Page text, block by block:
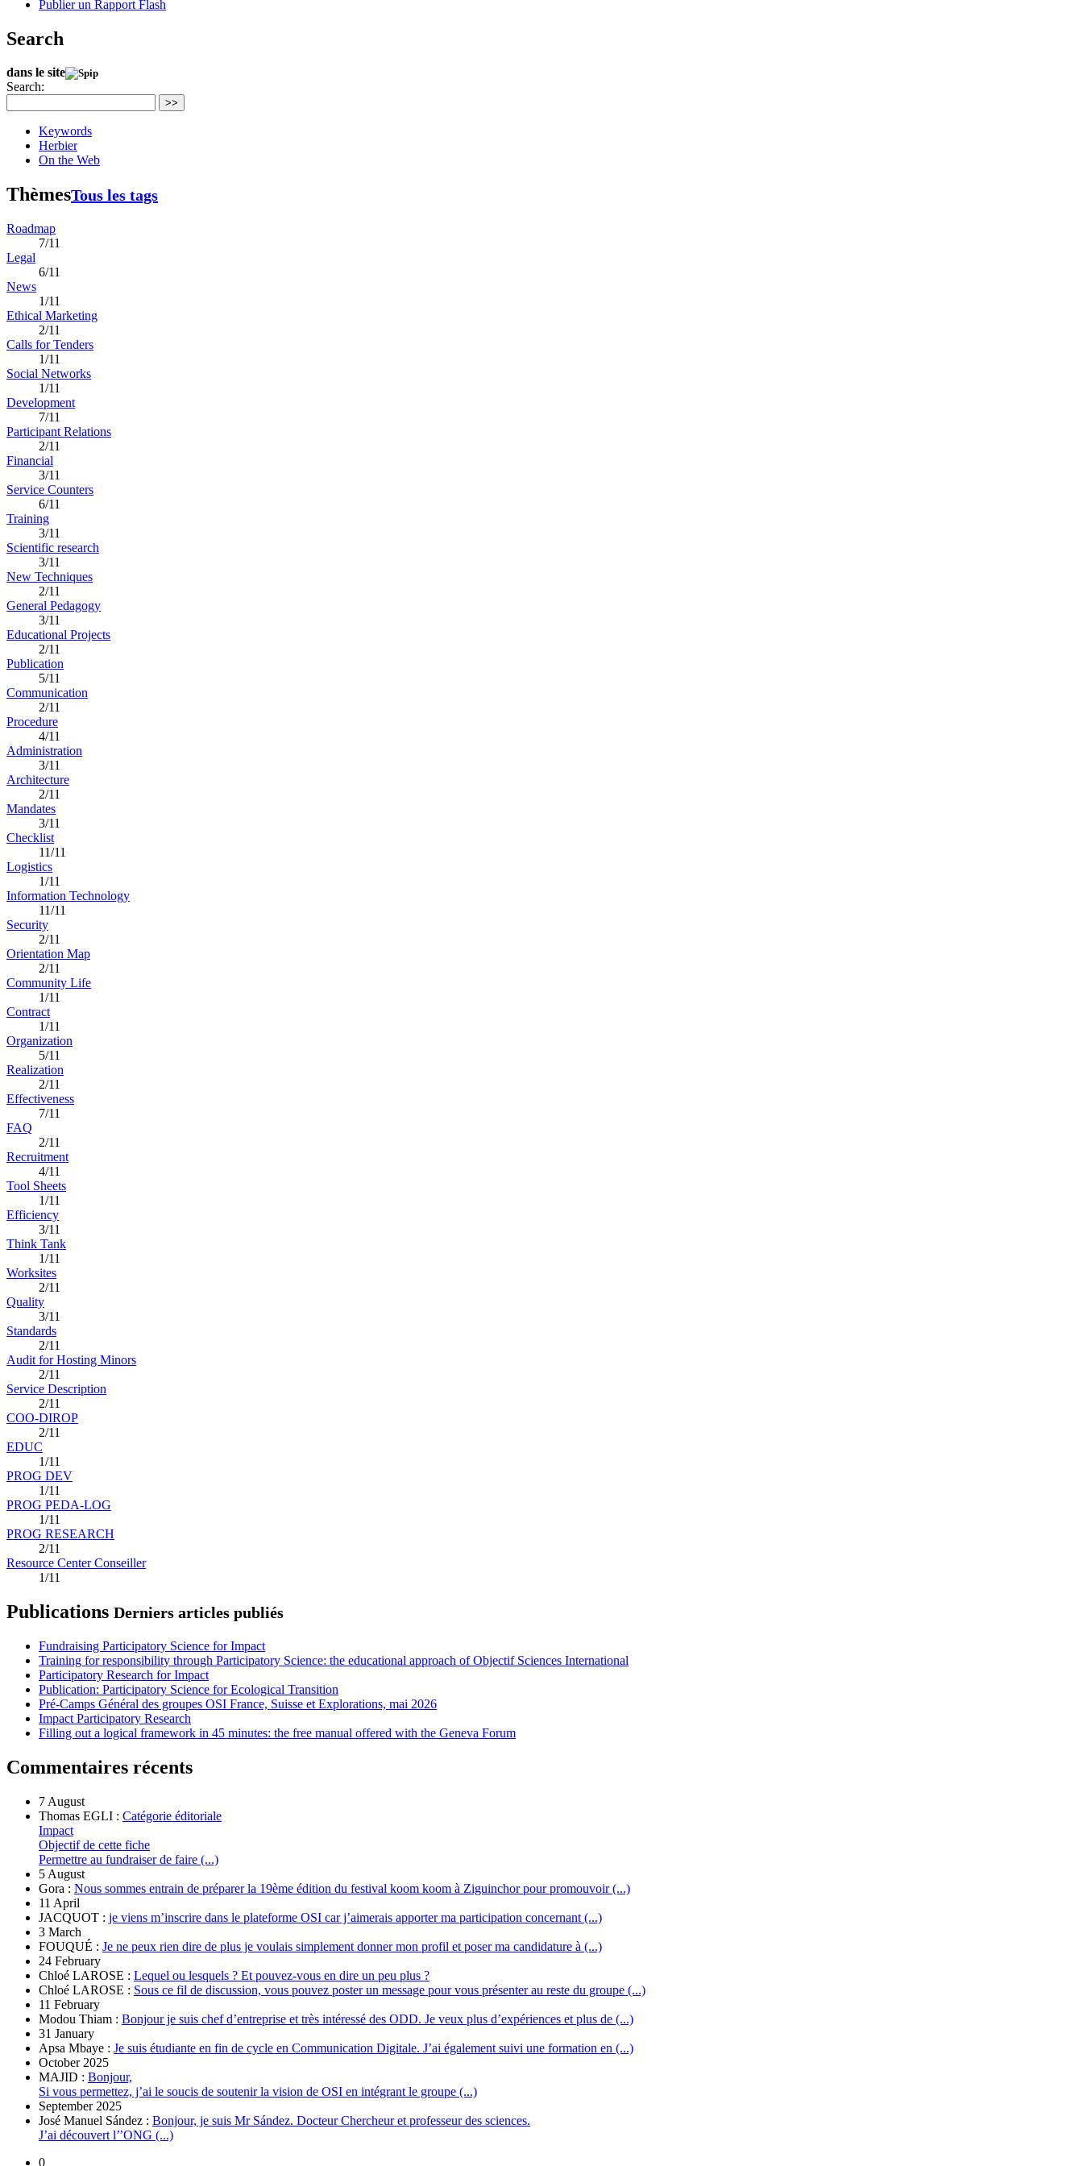
Publier un Rapport Flash
Search
dans le site
Search:
>>
Keywords
Herbier
On the Web
ThèmesTous les tags
Roadmap
7/11
Legal
6/11
News
1/11
Ethical Marketing
2/11
Calls for Tenders
1/11
Social Networks
1/11
Development
7/11
Participant Relations
2/11
Financial
3/11
Service Counters
6/11
Training
3/11
Scientific research
3/11
New Techniques
2/11
General Pedagogy
3/11
Educational Projects
2/11
Publication
5/11
Communication
2/11
Procedure
4/11
Administration
3/11
Architecture
2/11
Mandates
3/11
Checklist
11/11
Logistics
1/11
Information Technology
11/11
Security
2/11
Orientation Map
2/11
Community Life
1/11
Contract
1/11
Organization
5/11
Realization
2/11
Effectiveness
7/11
FAQ
2/11
Recruitment
4/11
Tool Sheets
1/11
Efficiency
3/11
Think Tank
1/11
Worksites
2/11
Quality
3/11
Standards
2/11
Audit for Hosting Minors
2/11
Service Description
2/11
COO-DIROP
2/11
EDUC
1/11
PROG DEV
1/11
PROG PEDA-LOG
1/11
PROG RESEARCH
2/11
Resource Center Conseiller
1/11
Publications Derniers articles publiés
Fundraising Participatory Science for Impact
Training for responsibility through Participatory Science: the educational approach of Objectif Sciences International
Participatory Research for Impact
Publication: Participatory Science for Ecological Transition
Pré-Camps Général des groupes OSI France, Suisse et Explorations, mai 2026
Impact Participatory Research
Filling out a logical framework in 45 minutes: the free manual offered with the Geneva Forum
Commentaires récents
7 August
Thomas EGLI : Catégorie éditoriale
Impact
Objectif de cette fiche
Permettre au fundraiser de faire (...)
5 August
Gora : Nous sommes entrain de préparer la 19ème édition du festival koom koom à Ziguinchor pour promouvoir (...)
11 April
JACQUOT : je viens m’inscrire dans le plateforme OSI car j’aimerais apporter ma participation concernant (...)
3 March
FOUQUÉ : Je ne peux rien dire de plus je voulais simplement donner mon profil et poser ma candidature à (...)
24 February
Chloé LAROSE : Lequel ou lesquels ? Et pouvez-vous en dire un peu plus ?
Chloé LAROSE : Sous ce fil de discussion, vous pouvez poster un message pour vous présenter au reste du groupe (...)
11 February
Modou Thiam : Bonjour je suis chef d’entreprise et très intéressé des ODD. Je veux plus d’expériences et plus de (...)
31 January
Apsa Mbaye : Je suis étudiante en fin de cycle en Communication Digitale. J’ai également suivi une formation en (...)
October 2025
MAJID : Bonjour,
Si vous permettez, j’ai le soucis de soutenir la vision de OSI en intégrant le groupe (...)
September 2025
José Manuel Sández : Bonjour, je suis Mr Sández. Docteur Chercheur et professeur des sciences.
J’ai découvert l’’ONG (...)
0